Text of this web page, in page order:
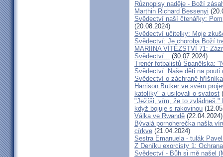
Různopisy naděje - Boží
Marthin Richard Bessenyi
Svědectví naší čtenářky:
(20.08.2024)
Svědectví učitelky: Moje
Svědectví: Je choroba Boží
MARIINA VÍTĚZSTVÍ 71:
Svědectví... (30.07.2024)
Trenér fotbalistů Španělska:
Svědectví: Naše děti na pouti
Svědectví o záchraně
Harrison Butker ve svém
katolíky" a usilovali o svatost
"Ježíši, vím, že to zvládneš."
když bojuje s rakovinou
Válka ve Rwandě (22.04.2024)
Bývalá pornoherečka našla
církve (21.04.2024)
Sestra Emanuela - tulák
Z Deníku exorcisty 1:
Svědectví - Bůh si mě našel